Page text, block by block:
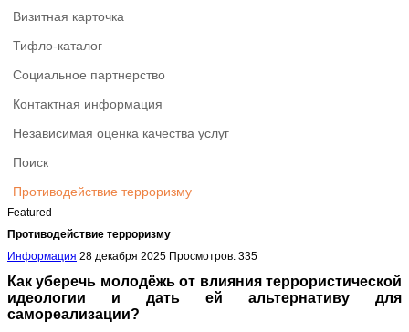
Визитная карточка
Тифло-каталог
Социальное партнерство
Контактная информация
Независимая оценка качества услуг
Поиск
Противодействие терроризму
Featured
Противодействие терроризму
Информация 28 декабря 2025 Просмотров: 335
Как уберечь молодёжь от влияния террористической
идеологии и дать ей альтернативу для
самореализации?